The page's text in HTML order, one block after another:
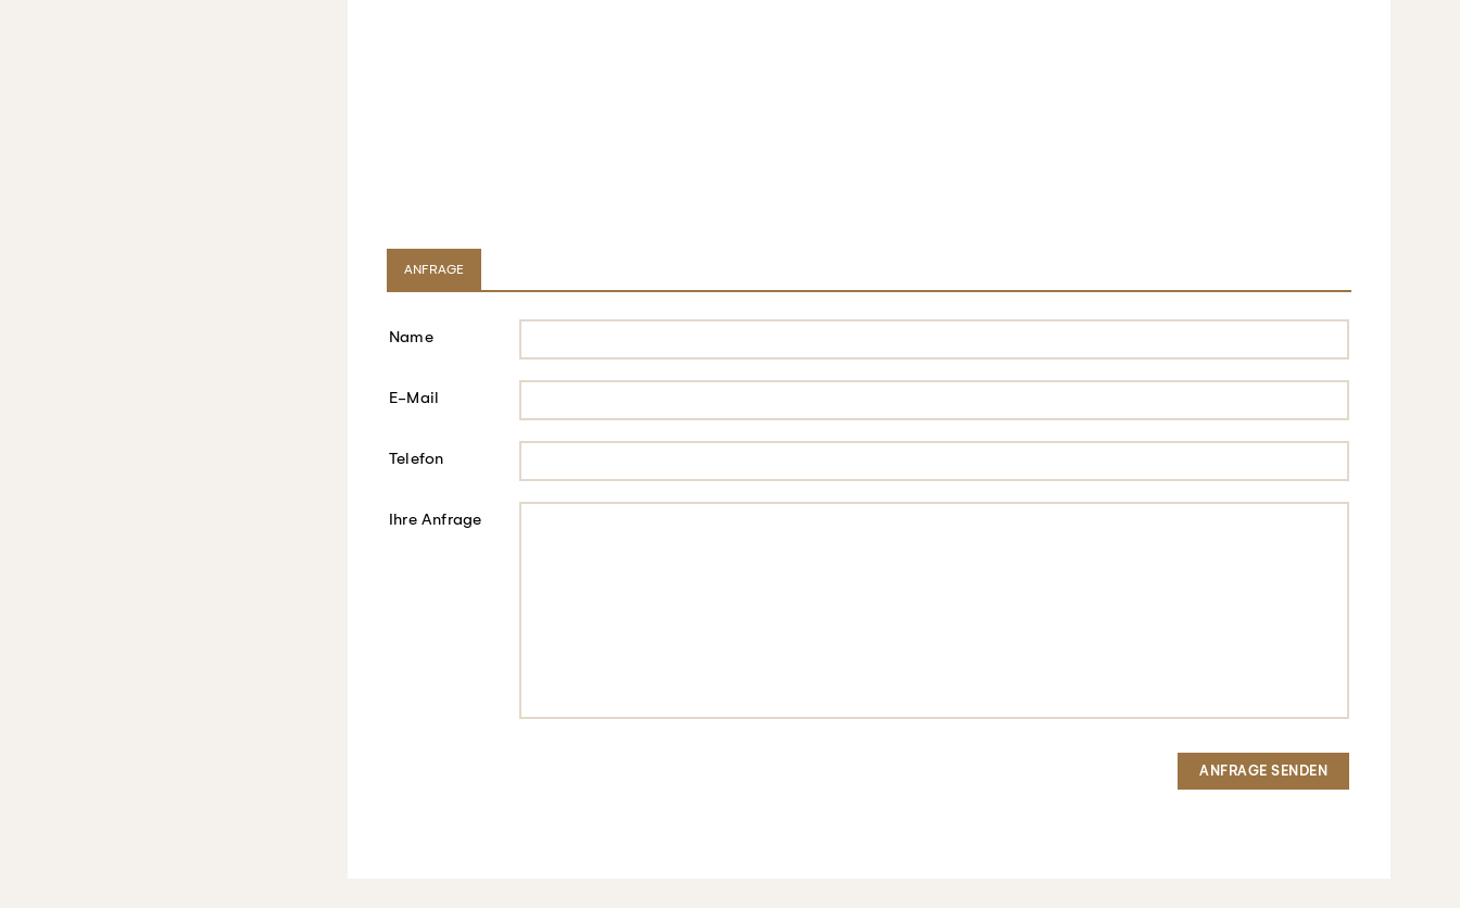
ANFRAGE
Name
E-Mail
Telefon
Ihre Anfrage